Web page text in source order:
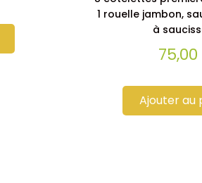
1 rouelle jambon,
à
75,00
Ajouter au